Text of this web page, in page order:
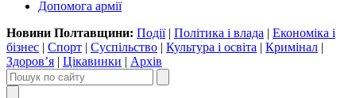
Допомога армії
Новини Полтавщини: Події| Політика і влада | Економіка і
бізнес | Спорт | Суспільство | Культура і освіта | Кримінал |
Здоров’я | Цікавинки | Архів